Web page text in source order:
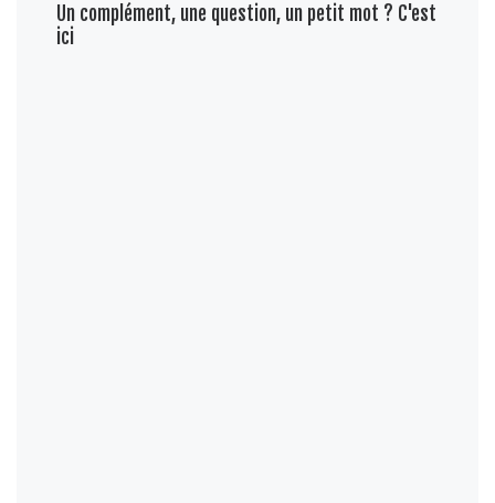
Un complément, une question, un petit mot ? C'est
ici